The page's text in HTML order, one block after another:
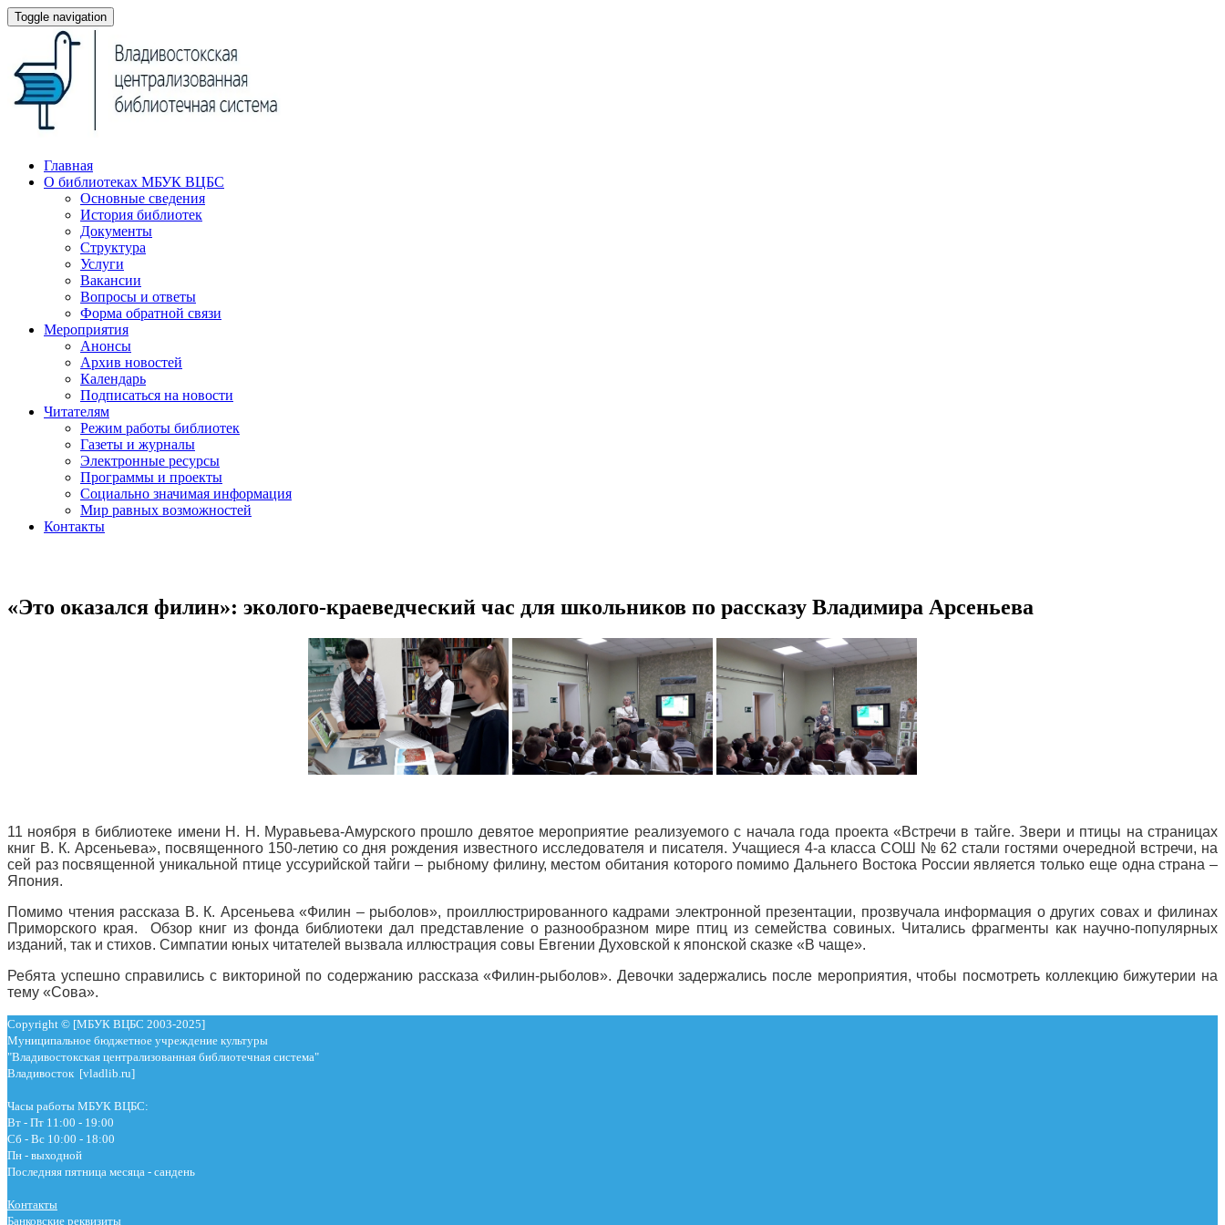
Toggle navigation
Главная
О библиотеках МБУК ВЦБС
Основные сведения
История библиотек
Документы
Структура
Услуги
Вакансии
Вопросы и ответы
Форма обратной связи
Мероприятия
Анонсы
Архив новостей
Календарь
Подписаться на новости
Читателям
Режим работы библиотек
Газеты и журналы
Электронные ресурсы
Программы и проекты
Социально значимая информация
Мир равных возможностей
Контакты
«Это оказался филин»: эколого-краеведческий час для школьников по рассказу Владимира Арсеньева
11 ноября в библиотеке имени Н. Н. Муравьева-Амурского прошло девятое мероприятие реализуемого с начала года проекта «Встречи в тайге. Звери и птицы на страницах
книг В. К. Арсеньева», посвященного 150-летию со дня рождения известного исследователя и писателя. Учащиеся 4-а класса СОШ № 62 стали гостями очередной встречи, на
сей раз посвященной уникальной птице уссурийской тайги – рыбному филину, местом обитания которого помимо Дальнего Востока России является только еще одна страна –
Япония.
Помимо чтения рассказа В. К. Арсеньева «Филин – рыболов», проиллюстрированного кадрами электронной презентации, прозвучала информация о других совах и филинах
Приморского края. Обзор книг из фонда библиотеки дал представление о разнообразном мире птиц из семейства совиных. Читались фрагменты как научно-популярных
изданий, так и стихов. Симпатии юных читателей вызвала иллюстрация совы Евгении Духовской к японской сказке «В чаще».
Ребята успешно справились с викториной по содержанию рассказа «Филин-рыболов». Девочки задержались после мероприятия, чтобы посмотреть коллекцию бижутерии на
тему «Сова».
Copyright © [МБУК ВЦБС 2003-2025]
Муниципальное бюджетное учреждение культуры
"Владивостокская централизованная библиотечная система"
Владивосток [vladlib.ru]
Часы работы МБУК ВЦБС:
Вт - Пт 11:00 - 19:00
Сб - Вс 10:00 - 18:00
Пн - выходной
Последняя пятница месяца - сандень
Контакты
Банковские реквизиты